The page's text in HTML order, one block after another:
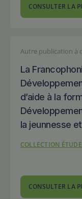
CONSULTER LA
Autre publication à
La
d’aide à la
la jeunnesse
COLLECTION
CONSULTER LA